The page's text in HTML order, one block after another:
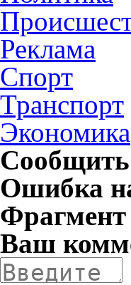
Реклама
Спорт
Транспорт
Экономика
Сообщить
Ошибка
Фрагмент
Ваш